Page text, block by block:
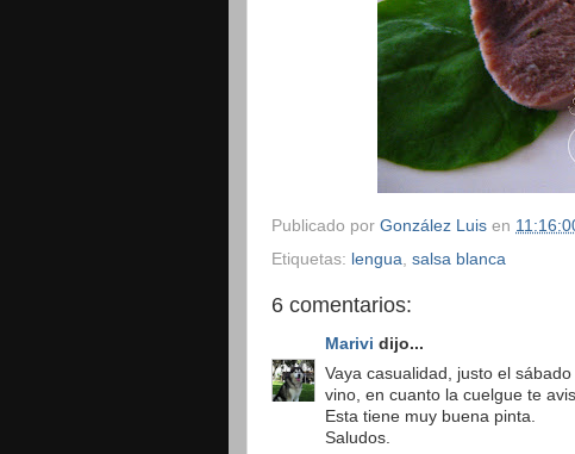
Publicado por González Luis en
Etiquetas: lengua salsa blanca
6 comentarios:
Marivi dijo...
Vaya casualidad, justo el
vino, en cuanto la cuelgue te
Esta tiene muy buena pinta.
Saludos.